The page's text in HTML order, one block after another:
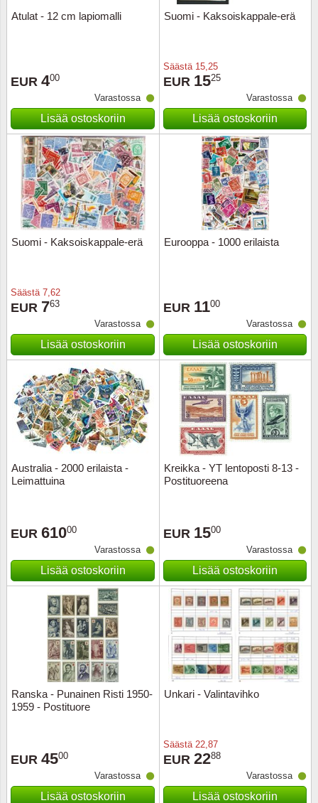
Atulat - 12 cm lapiomalli
EUR 400
Varastossa
Lisää ostoskoriin
Suomi - Kaksoiskappale-erä
Säästä 15,25
EUR 1525
Varastossa
Lisää ostoskoriin
Suomi - Kaksoiskappale-erä
Säästä 7,62
EUR 763
Varastossa
Lisää ostoskoriin
Eurooppa - 1000 erilaista
EUR 1100
Varastossa
Lisää ostoskoriin
Australia - 2000 erilaista -
Leimattuina
EUR 61000
Varastossa
Lisää ostoskoriin
Kreikka - YT lentoposti 8-13 -
Postituoreena
EUR 1500
Varastossa
Lisää ostoskoriin
Ranska - Punainen Risti 1950-
1959 - Postituore
EUR 4500
Varastossa
Lisää ostoskoriin
Unkari - Valintavihko
Säästä 22,87
EUR 2288
Varastossa
Lisää ostoskoriin